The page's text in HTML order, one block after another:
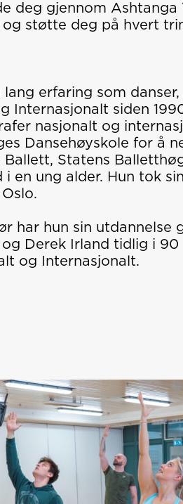
deg gjennom
støtte deg på hvert
lang erfaring som
Internasjonalt siden
nasjonalt og
Dansehøyskole for å
Ballett, Statens
i en ung alder. Hun tok
har hun sin utdannelse
Derek Irland tidlig i
og Internasjonalt.